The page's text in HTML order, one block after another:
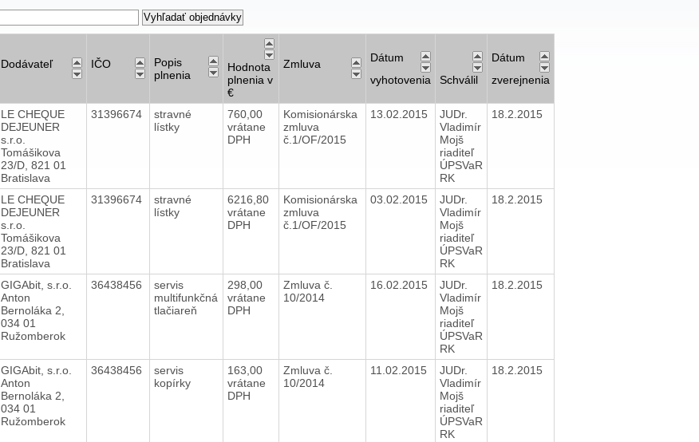
Dodávateľ IČO
Popis
plnenia
Hodnota
plnenia v
€
Zmluva
Dátum
vyhotovenia
Schválil
Dátum
zverejnenia
LE CHEQUE
DEJEUNER
s.r.o.
Tomášikova
23/D, 821 01
Bratislava
31396674
stravné
lístky
760,00
vrátane
DPH
Komisionárska
zmluva
č.1/OF/2015
13.02.2015
JUDr.
Vladimír
Mojš
riaditeľ
ÚPSVaR
RK
18.2.2015
LE CHEQUE
DEJEUNER
s.r.o.
Tomášikova
23/D, 821 01
Bratislava
31396674
stravné
lístky
6216,80
vrátane
DPH
Komisionárska
zmluva
č.1/OF/2015
03.02.2015
JUDr.
Vladimír
Mojš
riaditeľ
ÚPSVaR
RK
18.2.2015
GIGAbit, s.r.o.
Anton
Bernoláka 2,
034 01
Ružomberok
36438456
servis
multifunkčná
tlačiareň
298,00
vrátane
DPH
Zmluva č.
10/2014
16.02.2015
JUDr.
Vladimír
Mojš
riaditeľ
ÚPSVaR
RK
18.2.2015
GIGAbit, s.r.o.
Anton
Bernoláka 2,
034 01
Ružomberok
36438456
servis
kopírky
163,00
vrátane
DPH
Zmluva č.
10/2014
11.02.2015
JUDr.
Vladimír
Mojš
riaditeľ
ÚPSVaR
RK
18.2.2015